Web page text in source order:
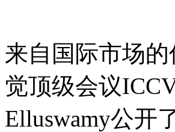
来自国际市场
觉顶级会议
Elluswamy公开